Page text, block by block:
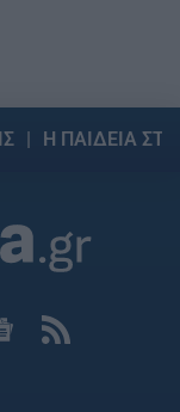
Η ΠΑΙΔΕΙΑ